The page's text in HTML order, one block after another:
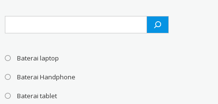
Baterai laptop
Baterai Handphone
Baterai tablet